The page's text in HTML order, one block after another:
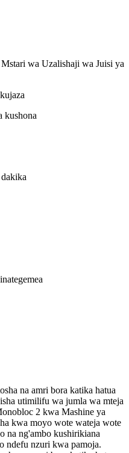
wa Uzalishaji wa Juisi ya
kushona
na amri bora katika hatua
utimilifu wa jumla wa mteja
2 kwa Mashine ya
kwa moyo wote wateja wote
na ng'ambo kushirikiana
ndefu nzuri kwa pamoja.